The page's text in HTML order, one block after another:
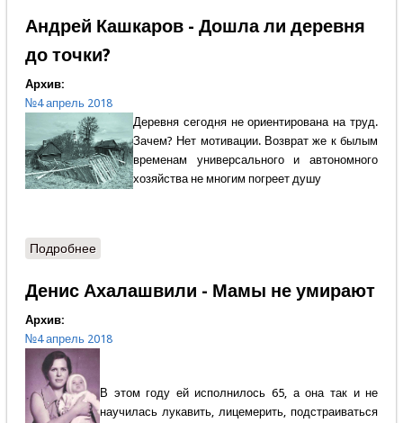
Андрей Кашкаров - Дошла ли деревня
до точки?
Архив:
№4 апрель 2018
Деревня сегодня не ориентирована на труд.
Зачем? Нет мотивации. Возврат же к былым
временам универсального и автономного
хозяйства не многим погреет душу
Подробнеео Андрей Кашкаров - Дошла ли деревня до точки?
Денис Ахалашвили - Мамы не умирают
Архив:
№4 апрель 2018
В этом году ей исполнилось 65, а она так и не
научилась лукавить, лицемерить, подстраиваться